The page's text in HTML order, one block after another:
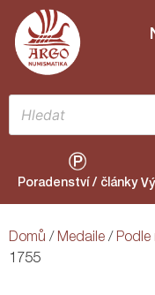
Poradenství / články
Domů / Medaile / Podle
1755